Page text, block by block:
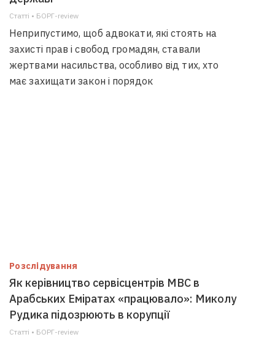
Статті • БОРГ-review
Неприпустимо, щоб адвокати, які стоять на
захисті прав і свобод громадян, ставали
жертвами насильства, особливо від тих, хто
має захищати закон і порядок
Розслідування
Як керівництво сервісцентрів МВС в
Арабських Еміратах «працювало»: Миколу
Рудика підозрюють в корупції
Статті • БОРГ-review